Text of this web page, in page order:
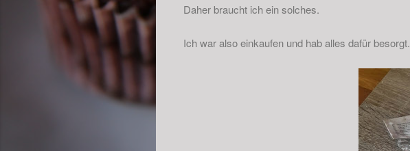
Daher braucht ich ein solches.
Ich war also einkaufen und hab alles dafür besorgt.